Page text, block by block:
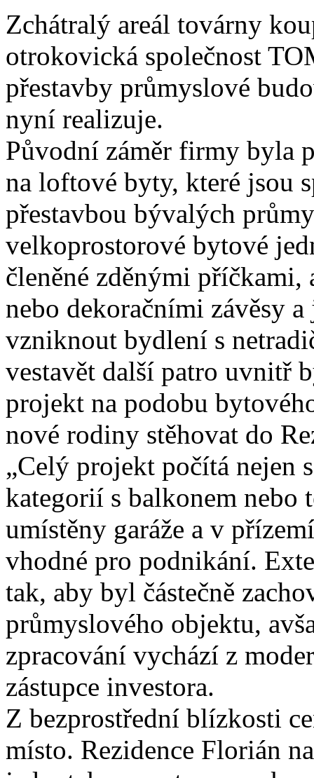
Zchátralý areál továrny
otrokovická společnost
přestavby průmyslové
nyní realizuje.
Původní záměr firmy byla
na loftové byty, které jsou
přestavbou bývalých
velkoprostorové bytové
členěné zděnými
nebo dekoračními závěsy
vzniknout bydlení s
vestavět další patro uvnitř
projekt na podobu
nové rodiny stěhovat do
„Celý projekt počítá nejen
kategorií s balkonem nebo
umístěny garáže a v
vhodné pro podnikání.
tak, aby byl částečně
průmyslového objektu,
zpracování vychází z
zástupce investora.
Z bezprostřední blízkosti
místo. Rezidence Florián